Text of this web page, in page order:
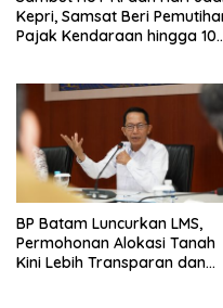
Kepri, Samsat Beri
Pajak Kendaraan hingga
BP Batam Luncurkan LMS,
Permohonan Alokasi Tanah
Kini Lebih Transparan dan